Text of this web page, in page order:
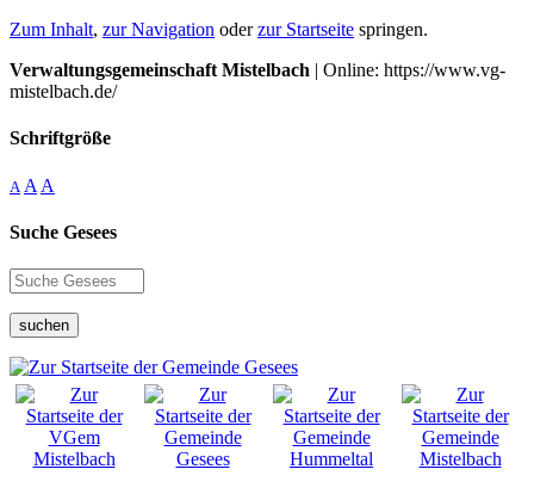
Zum Inhalt, zur Navigation oderzur Startseite springen.
Verwaltungsgemeinschaft Mistelbach | Online: https://www.vg-
mistelbach.de/
Schriftgröße
A A A
Suche Gesees
suchen